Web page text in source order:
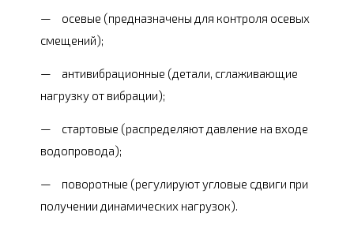
осевые (предназначены для контроля осевых
смещений);
антивибрационные (детали, сглаживающие
нагрузку от вибрации);
стартовые (распределяют давление на входе
водопровода);
поворотные (регулируют угловые сдвиги при
получении динамических нагрузок).